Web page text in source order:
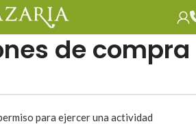
de compra
para ejercer una actividad